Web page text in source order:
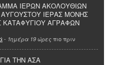
ΙΕΡΩΝ ΑΚΟΛΟΥΘΙΩΝ
ΙΕΡΑΣ ΜΟΝΗΣ
ΚΑΤΑΦΥΓΙΟΥ ΑΓΡΑΦΩΝ
- 1ημέρα 19 ώρες πιο πριν
ΤΗΝ ΑΣΑ